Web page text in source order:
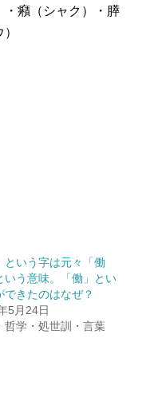
・癪（シャク）・膵
という字は元々「働
いう意味。「働」とい
できたのはなぜ？
5月24日
哲学・処世訓・言葉